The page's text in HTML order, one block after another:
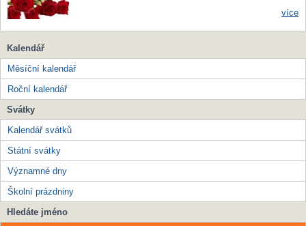
více
Kalendář
Měsíční kalendář
Roční kalendář
Svátky
Kalendář svátků
Státní svátky
Významné dny
Školní prázdniny
Hledáte jméno